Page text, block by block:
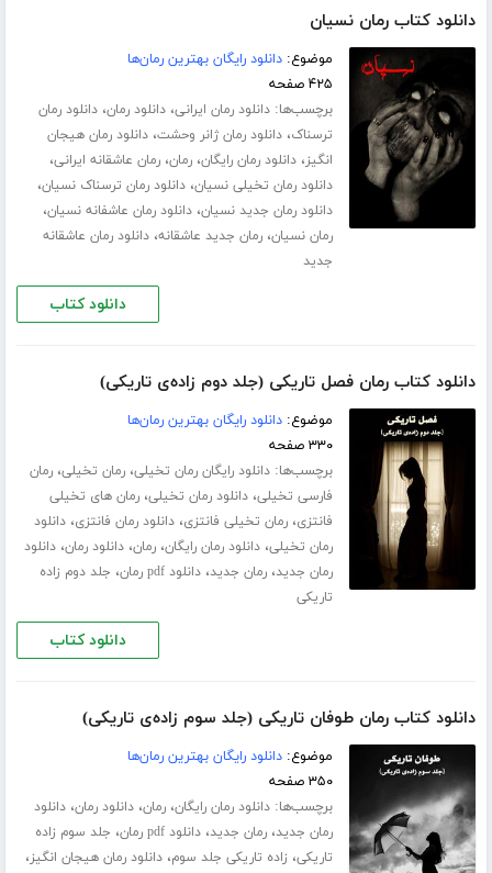
دانلود کتاب رمان نسیان
موضوع:دانلود رایگان بهترین رمان‌ها
۴۲۵ صفحه
برچسب‌ها:دانلود رمان ایرانی،دانلود رمان،دانلود رمان
ترسناک،دانلود رمان ژانر وحشت،دانلود رمان هیجان
انگیز،دانلود رمان رایگان،رمان،رمان عاشقانه ایرانی،
دانلود رمان تخیلی نسیان،دانلود رمان ترسناک نسیان،
دانلود رمان جدید نسیان،دانلود رمان عاشفانه نسیان،
رمان نسیان،رمان جدید عاشقانه،دانلود رمان عاشقانه
جدید
دانلود کتاب
دانلود کتاب رمان فصل تاریکی (جلد دوم زاده‌ی تاریکی)
موضوع:دانلود رایگان بهترین رمان‌ها
۳۳۰ صفحه
برچسب‌ها:دانلود رایگان رمان تخیلی،رمان تخیلی،رمان
فارسی تخیلی،دانلود رمان تخیلی،رمان های تخیلی
فانتزی،رمان تخیلی فانتزی،دانلود رمان فانتزی،دانلود
رمان تخیلی،دانلود رمان رایگان،رمان،دانلود رمان،دانلود
رمان جدید،رمان جدید،دانلود pdf رمان ، جلد دوم زاده
تاریکی
دانلود کتاب
دانلود کتاب رمان طوفان تاریکی (جلد سوم زاده‌ی تاریکی)
موضوع:دانلود رایگان بهترین رمان‌ها
۳۵۰ صفحه
برچسب‌ها:دانلود رمان رایگان،رمان،دانلود رمان،دانلود
رمان جدید،رمان جدید،دانلود pdf رمان ، جلد سوم زاده
تاریکی، زاده تاریکی جلد سوم،دانلود رمان هیجان انگیز،